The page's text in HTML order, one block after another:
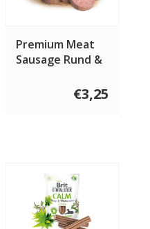
Premium Meat
Sausage Rund &
€3,25